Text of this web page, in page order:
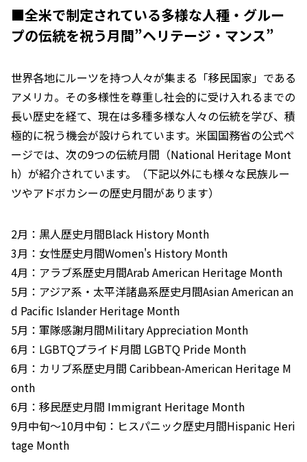
■全米で制定されている多様な人種・グルー
プの伝統を祝う月間”ヘリテージ・マンス”
世界各地にルーツを持つ人々が集まる「移民国家」である
アメリカ。その多様性を尊重し社会的に受け入れるまでの
長い歴史を経て、現在は多種多様な人々の伝統を学び、積
極的に祝う機会が設けられています。米国国務省の公式ペ
ージでは、次の9つの伝統月間（National Heritage Mont
h）が紹介されています。（下記以外にも様々な民族ルー
ツやアドボカシーの歴史月間があります）
2月：黒人歴史月間Black History Month
3月：女性歴史月間Women's History Month
4月：アラブ系歴史月間Arab American Heritage Month
5月：アジア系・太平洋諸島系歴史月間Asian American an
d Pacific Islander Heritage Month
5月：軍隊感謝月間Military Appreciation Month
6月：LGBTQプライド月間 LGBTQ Pride Month
6月：カリブ系歴史月間 Caribbean-American Heritage M
onth
6月：移民歴史月間 Immigrant Heritage Month
9月中旬～10月中旬：ヒスパニック歴史月間Hispanic Heri
tage Month